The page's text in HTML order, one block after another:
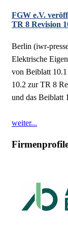
FGW e.V.
TR 8 Revision
Berlin (iwr-
Elektrische
von Beiblatt
10.2 zur TR 8
und das Beiblatt
weiter...